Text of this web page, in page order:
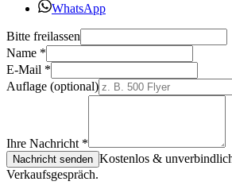
WhatsApp
Bitte freilassen
Name *
E-Mail *
Auflage (optional)
Ihre Nachricht *
Nachricht senden Kostenlos &
Verkaufsgespräch.